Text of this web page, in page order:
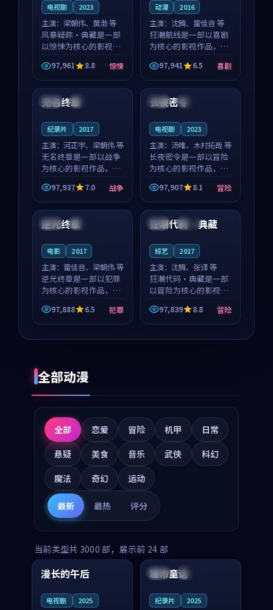
电视剧 2023
主演： 梁朝伟、黄渤 等
风暴疑踪·典藏是一部
以惊悚为核心的影视作
品，围绕危机、反转与
人物成长展开，整体节
奏紧凑，值得推荐观
看。
97,961 8.8 惊悚
动漫 2016
主演： 沈腾、雷佳音 等
狂潮航线是一部以喜剧
为核心的影视作品，围
绕危机、反转与人物成
长展开，整体节奏紧
凑，值得推荐观看。
97,941 6.5 喜剧
法国 院线
无名终章
纪录片 2017
主演： 河正宇、梁朝伟 等
无名终章是一部以战争
为核心的影视作品，围
绕危机、反转与人物成
长展开，整体节奏紧
凑，值得推荐观看。
97,937 7.0 战争
中国 高分
长夜密令
电视剧 2023
主演： 汤唯、木村拓哉 等
长夜密令是一部以冒险
为核心的影视作品，围
绕危机、反转与人物成
长展开，整体节奏紧
凑，值得推荐观看。
97,907 8.1 冒险
韩国 热播
逆光终章
电影 2017
主演： 雷佳音、梁朝伟 等
逆光终章是一部以犯罪
为核心的影视作品，围
绕危机、反转与人物成
长展开，整体节奏紧
凑，值得推荐观看。
97,888 6.5 犯罪
日本 独播
狂潮代码·典藏
综艺 2017
主演： 沈腾、张译 等
狂潮代码·典藏是一部
以冒险为核心的影视作
品，围绕危机、反转与
人物成长展开，整体节
奏紧凑，值得推荐观
97,839 8.8 冒险
全部动漫
全部 恋爱 冒险 机甲
日常
悬疑
美食 音乐 武侠
科幻
魔法
奇幻 运动
最新 最热 评分
当前类型共 3000 部，展示前 24 部
中国 高分
99:16
漫长的午后
电视剧 2025
美国 院线
城市童话
纪录片 2025